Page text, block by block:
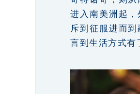
进入南美洲起
斥到征服进而
言到生活方式有